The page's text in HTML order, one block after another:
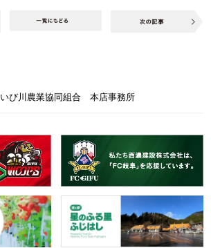
いび川農業協同組合 本店事務所